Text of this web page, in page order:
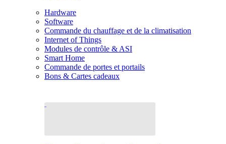
Hardware
Software
Commande du chauffage et de la climatisation
Internet of Things
Modules de contrôle & ASI
Smart Home
Commande de portes et portails
Bons & Cartes cadeaux